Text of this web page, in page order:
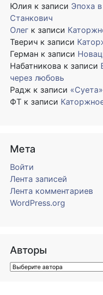
Юлия к записи Эпоха
Станкович
Олег к записи
Тверич к записи
Герман к записи
Набатникова к записи
через любовь
Радж к записи
ФТ к записи
Мета
Войти
Лента записей
Лента комментариев
WordPress.org
Авторы